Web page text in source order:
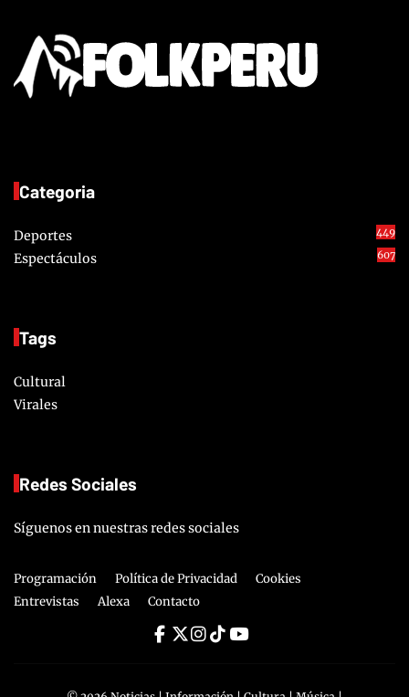
Categoria
Deportes 449
Espectáculos 607
Tags
Cultural
Virales
Redes Sociales
Síguenos en nuestras redes sociales
Programación Política de Privacidad
Cookies
Entrevistas
Alexa Contacto